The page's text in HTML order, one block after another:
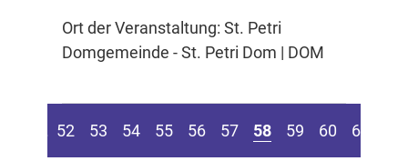
Ort der Veranstaltung: St. Petri
Domgemeinde - St. Petri Dom | DOM
springen
vorherigen Seite
52 53 54 55 56 57 58 59 60 61